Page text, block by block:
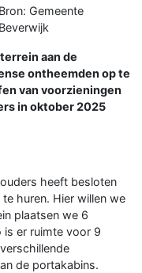
Bron: Gemeente
Beverwijk
aan de
ontheemden op te
van voorzieningen
in oktober 2025
heeft besloten
huren. Hier willen we
plaatsen we 6
is er ruimte voor 9
de portakabins.